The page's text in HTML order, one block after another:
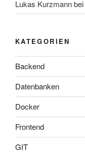
Lukas Kurzmannbei
KATEGORIEN
Backend
Datenbanken
Docker
Frontend
GIT